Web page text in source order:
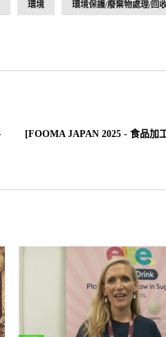
環境 環境保護/廢棄物處理/回
[FOOMA JAPAN 2025 - 食品加